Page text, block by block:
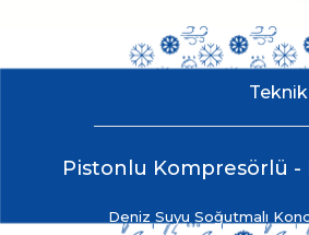
Pistonlu Kompresörlü -
Deniz Suyu Soğutmalı